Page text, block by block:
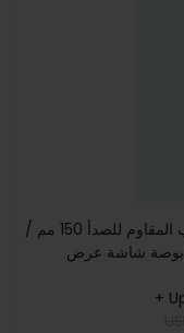
معيار فرانكشتاين الرقمي المعدني من الصلب المقاوم للصدأ 150 مم /
+